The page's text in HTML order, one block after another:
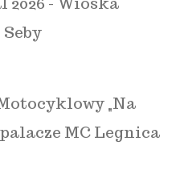
„Na
MC Legnica